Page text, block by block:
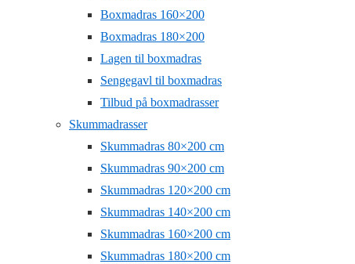
Boxmadras 160×200
Boxmadras 180×200
Lagen til boxmadras
Sengegavl til boxmadras
Tilbud på boxmadrasser
Skummadrasser
Skummadras 80×200 cm
Skummadras 90×200 cm
Skummadras 120×200 cm
Skummadras 140×200 cm
Skummadras 160×200 cm
Skummadras 180×200 cm